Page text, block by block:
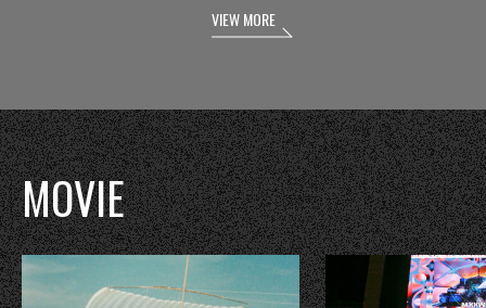
VIEW MORE
MOVIE